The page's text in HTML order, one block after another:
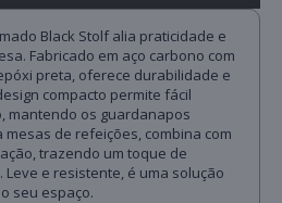
Black Stolf alia praticidade e
Fabricado em aço carbono com
preta, oferece durabilidade e
compacto permite fácil
mantendo os guardanapos
de refeições, combina com
trazendo um toque de
e resistente, é uma solução
seu espaço.